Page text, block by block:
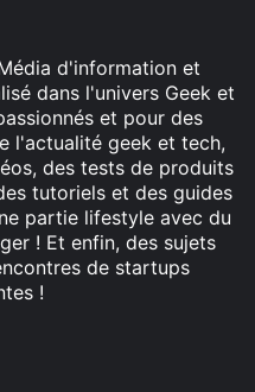
d'information et
dans l'univers Geek et
et pour des
l'actualité geek et tech,
des tests de produits
tutoriels et des guides
partie lifestyle avec du
! Et enfin, des sujets
de startups
!